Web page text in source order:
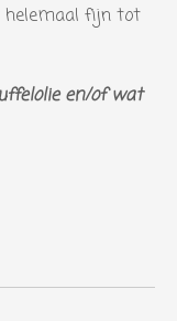
helemaal fijn tot
en/of wat